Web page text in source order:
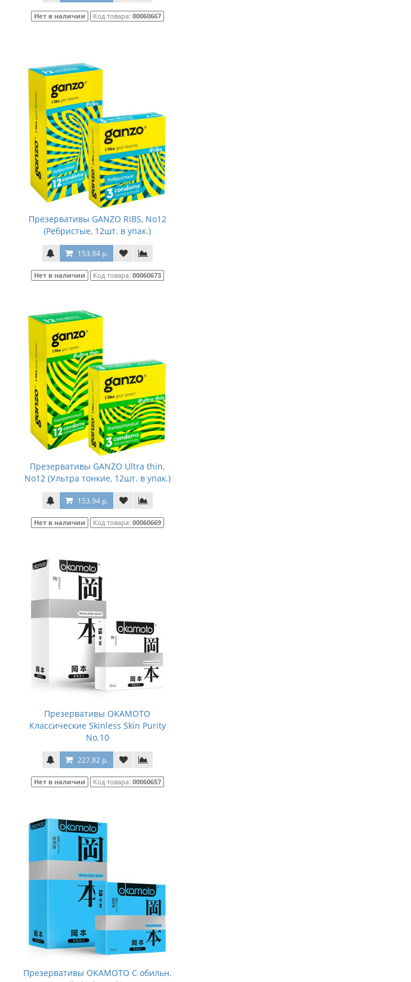
Нет в наличии Код товара: 00060667
Презервативы GANZO RIBS, No12
(Ребристые, 12шт. в упак.)
153.94 р.
Нет в наличии Код товара: 00060673
Презервативы GANZO Ultra thin,
No12 (Ультра тонкие, 12шт. в упак.)
153.94 р.
Нет в наличии Код товара: 00060669
Презервативы OKAMOTO
Классические Skinless Skin Purity
No.10
227.82 р.
Нет в наличии Код товара: 00060657
Презервативы OKAMOTO С обильн.